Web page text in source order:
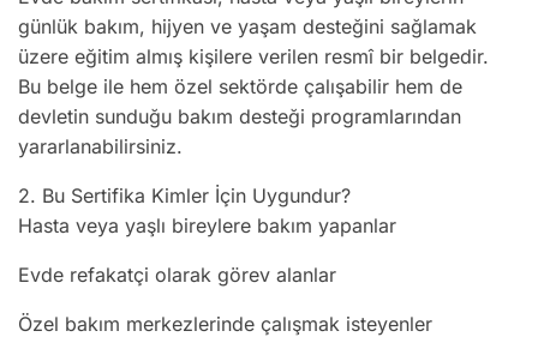
günlük bakım, hijyen ve yaşam desteğini sağlamak
üzere eğitim almış kişilere verilen resmî bir belgedir.
Bu belge ile hem özel sektörde çalışabilir hem de
devletin sunduğu bakım desteği programlarından
yararlanabilirsiniz.
2. Bu Sertifika Kimler İçin Uygundur?
Hasta veya yaşlı bireylere bakım yapanlar
Evde refakatçi olarak görev alanlar
Özel bakım merkezlerinde çalışmak isteyenler